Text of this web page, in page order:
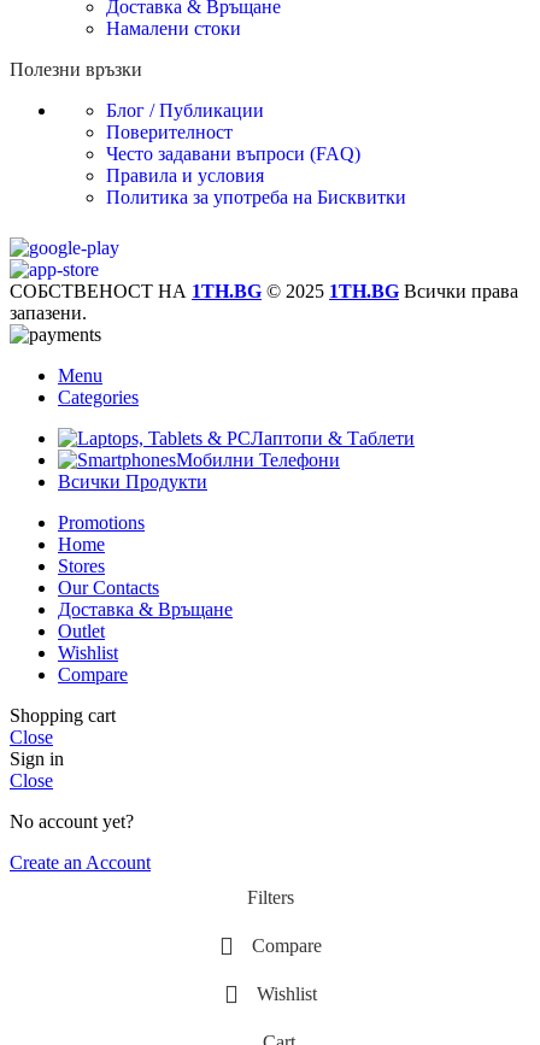
Доставка & Връщане
Намалени стоки
Полезни връзки
Блог / Публикации
Поверителност
Често задавани въпроси (FAQ)
Правила и условия
Политика за употреба на Бисквитки
СОБСТВЕНОСТ НА 1TH.BG © 2025 1TH.BG Всички права
запазени.
Menu
Categories
Лаптопи & Таблети
Мобилни Телефони
Всички Продукти
Promotions
Home
Stores
Our Contacts
Доставка & Връщане
Outlet
Wishlist
Compare
Shopping cart
Close
Sign in
Close
No account yet?
Create an Account
Filters
Compare
Wishlist